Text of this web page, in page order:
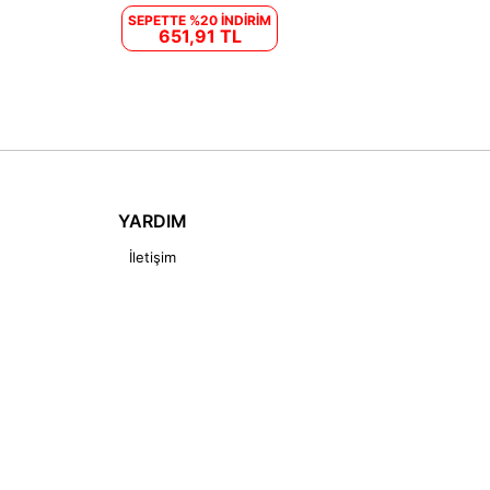
SEPETTE %20 İNDİRİM
651,91 TL
YARDIM
İletişim